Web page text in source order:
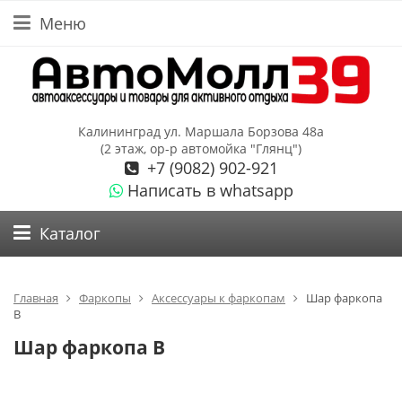
Меню
Калининград ул. Маршала Борзова 48а
(2 этаж, ор-р автомойка "Глянц")
+7 (9082) 902-921
Написать в whatsapp
Каталог
Главная Фаркопы Аксессуары к фаркопам
Шар фаркопа
В
Шар фаркопа В